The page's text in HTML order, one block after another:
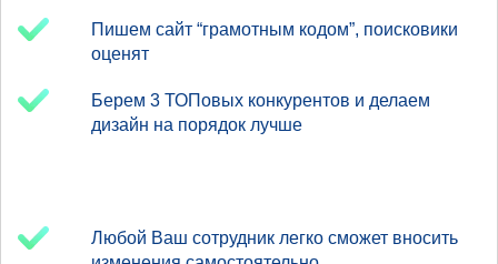
Пишем сайт “грамотным кодом”, поисковики
оценят
Берем 3 ТОПовых конкурентов и делаем
дизайн на порядок лучше
Любой Ваш сотрудник легко сможет вносить